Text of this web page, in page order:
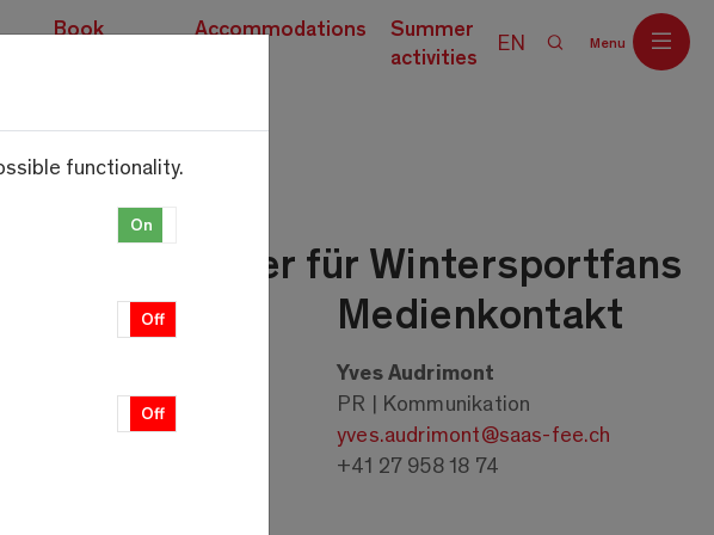
Book
Accommodations
Summer
activities
EN Menu
für Wintersportfans
Medienkontakt
Yves Audrimont
PR | Kommunikation
yves.audrimont@saas-fee.ch
+41 27 958 18 74
functionality.
On
Off
Off